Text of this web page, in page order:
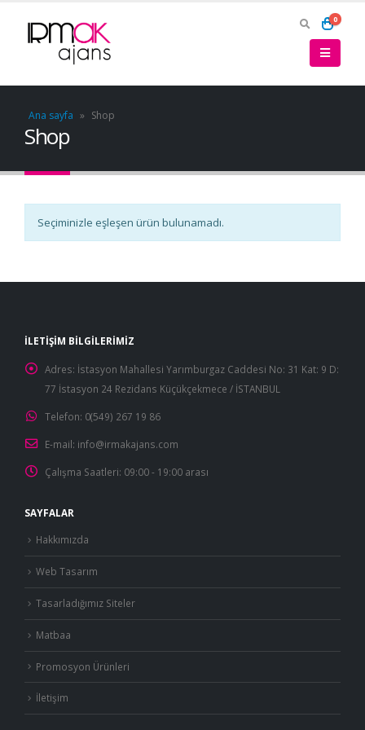
0
Ana sayfa » Shop
Shop
Seçiminizle eşleşen ürün bulunamadı.
İLETIŞIM BILGILERIMIZ
Adres: İstasyon Mahallesi Yarımburgaz Caddesi No: 31 Kat: 9 D:
77 İstasyon 24 Rezidans Küçükçekmece / İSTANBUL
Telefon: 0(549) 267 19 86
E-mail: info@irmakajans.com
Çalışma Saatleri: 09:00 - 19:00 arası
SAYFALAR
Hakkımızda
Web Tasarım
Tasarladığımız Siteler
Matbaa
Promosyon Ürünleri
İletişim